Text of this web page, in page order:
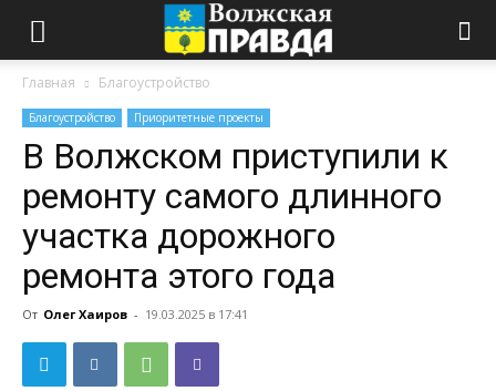
Главная Благоустройство
Благоустройство Приоритетные проекты
В Волжском приступили к
ремонту самого длинного
участка дорожного
ремонта этого года
От Олег Хаиров - 19.03.2025 в 17:41